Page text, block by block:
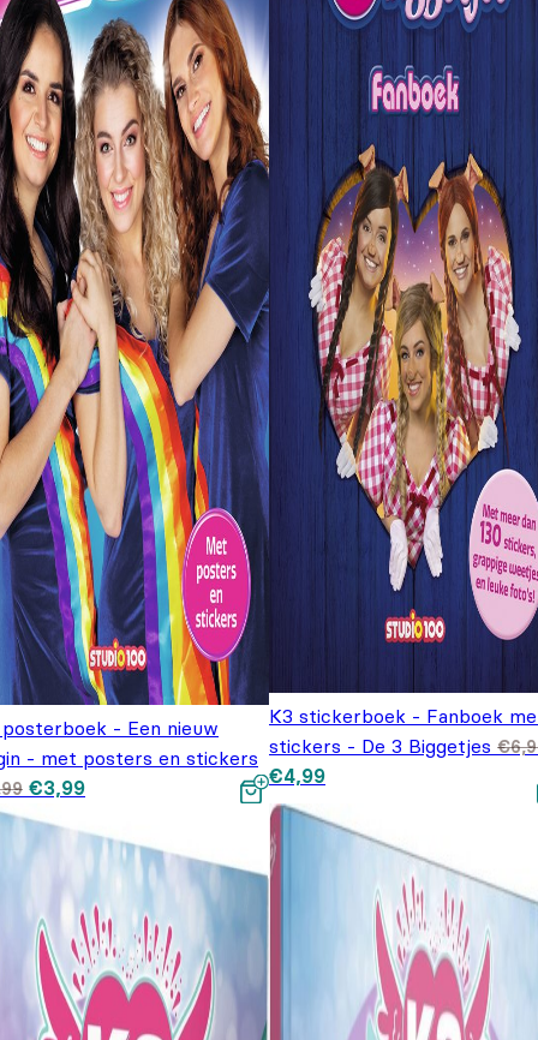
- Een nieuw
- met posters en stickers
Oorspronkelijke prijs
was: €5,99.
€3,99Huidige prijs is:
€3,99.
K3 stickerboek - Fanboek
stickers - De 3 Biggetjes €
Oorspronkelijke prijs was:
€6,99.
€4,99Huidige prijs is: €4,99.